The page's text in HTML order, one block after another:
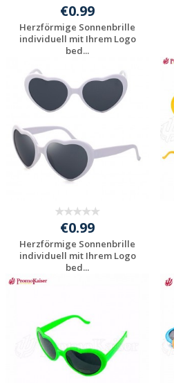
€0.99
Herzförmige Sonnenbrille
individuell mit Ihrem Logo
bed...
Werbeartikel
anfragen
€0.99
Herzförmige Sonnenbrille
individuell mit Ihrem Logo
bed...
anfragen